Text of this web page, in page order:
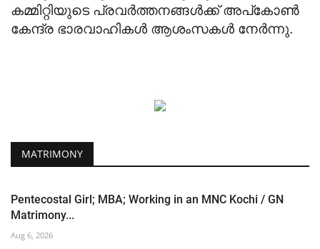
കമ്മിറ്റിയുടെ പ്രവർത്തനങ്ങൾക്ക് അപ്കോൺ
കേന്ദ്ര ഭാരവാഹികൾ ആശംസകൾ നേർന്നു.
MATRIMONY
Pentecostal Girl; MBA; Working in an MNC Kochi / GN
Matrimony...
Aug 6, 2026